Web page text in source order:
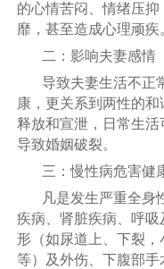
的心情苦闷、情绪压
靡，甚至造成心理顽疾
二：影响夫妻感情
导致夫妻生活不正
康，更关系到两性的
释放和宣泄，日常生
导致婚姻破裂。
三：慢性病危害健
凡是发生严重全身
疾病、肾脏疾病、呼
形（如尿道上、下裂
等）及外伤、下腹部